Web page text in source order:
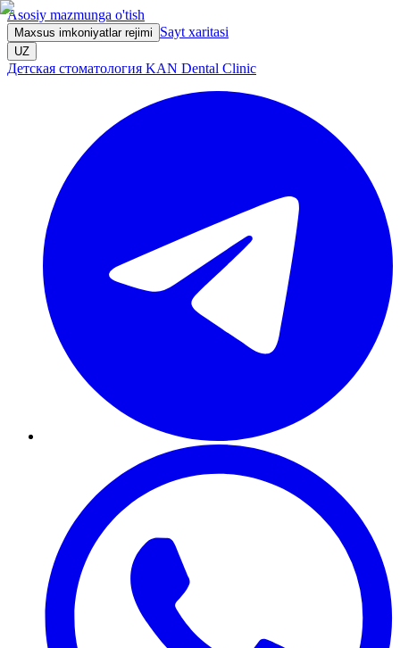
Asosiy mazmunga o'tish
Maxsus imkoniyatlar rejimi Sayt xaritasi
UZ
Детская стоматология KAN Dental Clinic